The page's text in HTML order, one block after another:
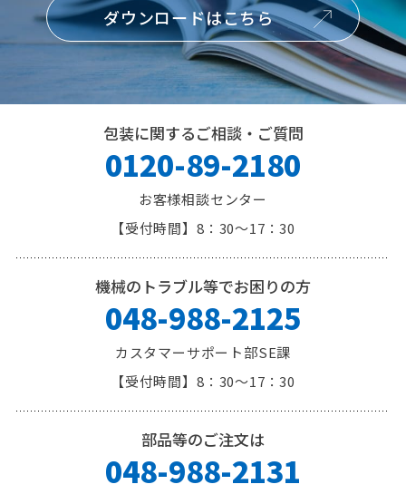
ダウンロードはこちら
包装に関するご相談・ご質問
0120-89-2180
お客様相談センター
8：30～17：30
機械のトラブル等でお困りの方
048-988-2125
カスタマーサポート部SE課
8：30～17：30
部品等のご注文は
048-988-2131